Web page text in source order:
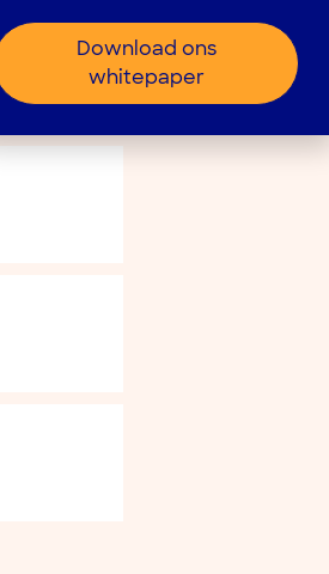
Download ons
whitepaper